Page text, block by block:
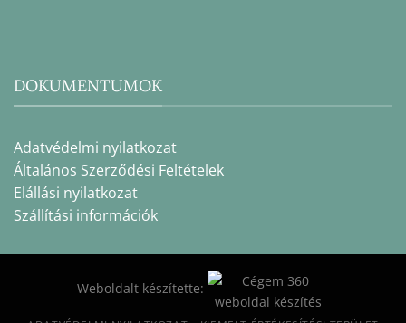
DOKUMENTUMOK
Adatvédelmi nyilatkozat
Általános Szerződési Feltételek
Elállási nyilatkozat
Szállítási információk
Weboldalt készítette: